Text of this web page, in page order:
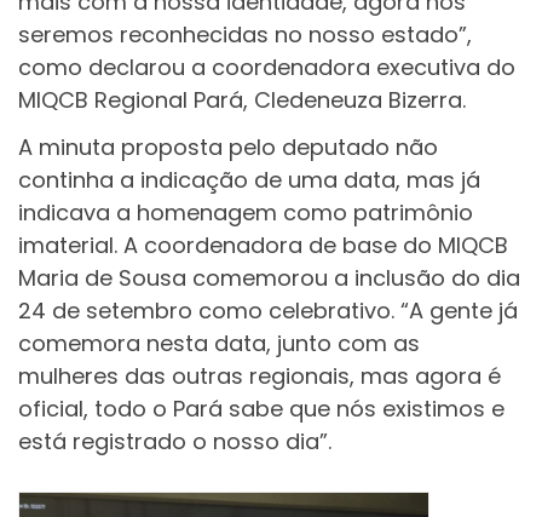
seremos reconhecidas no nosso estado”,
como declarou a coordenadora executiva do
MIQCB Regional Pará, Cledeneuza Bizerra.
A minuta proposta pelo deputado não
continha a indicação de uma data, mas já
indicava a homenagem como patrimônio
imaterial. A coordenadora de base do MIQCB
Maria de Sousa comemorou a inclusão do dia
24 de setembro como celebrativo. “A gente já
comemora nesta data, junto com as
mulheres das outras regionais, mas agora é
oficial, todo o Pará sabe que nós existimos e
está registrado o nosso dia”.